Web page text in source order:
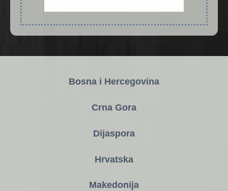
Bosna i Hercegovina
Crna Gora
Dijaspora
Hrvatska
Makedonija